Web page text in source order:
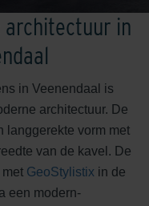
architectuur in
in Veenendaal is
architectuur. De
langgerekte vorm met
van de kavel. De
GeoStylistix in de
een modern-